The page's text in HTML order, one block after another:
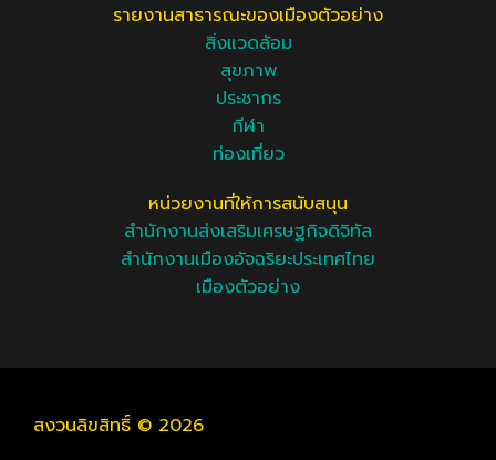
รายงานสาธารณะของเมืองตัวอย่าง
สิ่งแวดล้อม
สุขภาพ
ประชากร
กีฬา
ท่องเที่ยว
หน่วยงานที่ให้การสนับสนุน
สำนักงานส่งเสริมเศรษฐกิจดิจิทัล
สำนักงานเมืองอัจฉริยะประเทศไทย
เมืองตัวอย่าง
สงวนลิขสิทธิ์ © 2026